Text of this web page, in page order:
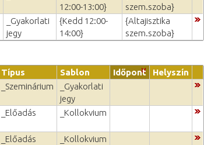
12:00-13:00}
szem.szoba}
_Gyakorlati
jegy
{Kedd 12:00-
14:00}
{Altajisztika
szem.szoba}
Típus Sablon Időpont
Helyszín
_Szeminárium
_Gyakorlati
jegy
_Előadás _Kollokvium
_Előadás _Kollokvium